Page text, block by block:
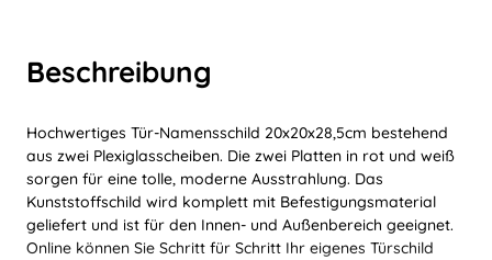
Beschreibung
Hochwertiges Tür-Namensschild 20x20x28,5cm bestehend
aus zwei Plexiglasscheiben. Die zwei Platten in rot und weiß
sorgen für eine tolle, moderne Ausstrahlung. Das
Kunststoffschild wird komplett mit Befestigungsmaterial
geliefert und ist für den Innen- und Außenbereich geeignet.
Online können Sie Schritt für Schritt Ihr eigenes Türschild